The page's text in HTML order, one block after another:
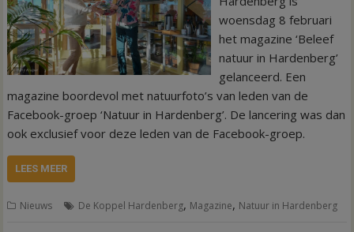
woensdag 8 februari
het magazine ‘Beleef
natuur in Hardenberg’
gelanceerd. Een
magazine boordevol met natuurfoto’s van leden van de
Facebook-groep ‘Natuur in Hardenberg’. De lancering was dan
ook exclusief voor deze leden van de Facebook-groep.
LEES MEER
Nieuws De Koppel Hardenberg, Magazine, Natuur in Hardenberg